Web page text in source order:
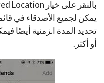
يمكن لجميع الأصدقاء في
تحديد المدة الزمنية أيضًا
أو أكثر.